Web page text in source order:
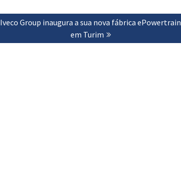
Next
Iveco Group inaugura a sua nova fábrica ePowertrain
em Turim